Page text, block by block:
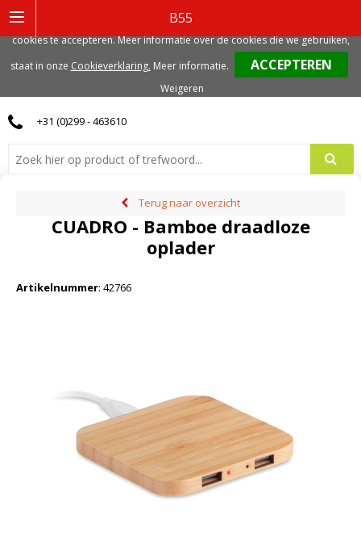
B55
0
+31 (0)299 - 463610
Terug naar overzicht
CUADRO - Bamboe draadloze
oplader
Artikelnummer: 42766
gerelateerde cookies. Voor de beste gebruikerservaring, adviseren we deze
cookies te accepteren. Meer informatie over de cookies die we gebruiken,
staat in onze Cookieverklaring. Meer informatie.
Weigeren